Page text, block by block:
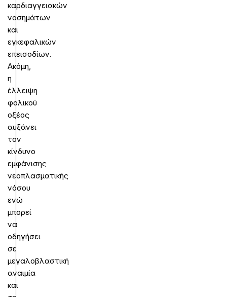
καρδιαγγειακών
νοσημάτων
και
εγκεφαλικών
επεισοδίων.
Ακόμη,
η
έλλειψη
φολικού
οξέος
αυξάνει
τον
κίνδυνο
εμφάνισης
νεοπλασματικής
νόσου
ενώ
μπορεί
να
οδηγήσει
σε
μεγαλοβλαστική
αναιμία
και